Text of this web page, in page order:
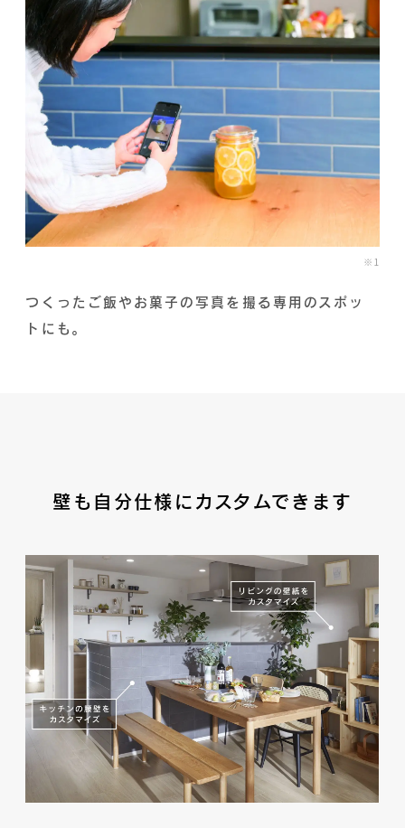
※1
つくったご飯やお菓子の写真を撮る専用のスポッ
トにも。
壁も自分仕様にカスタムできます